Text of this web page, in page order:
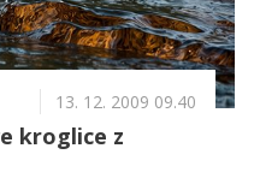
13. 12. 2009 09.40
kroglice z